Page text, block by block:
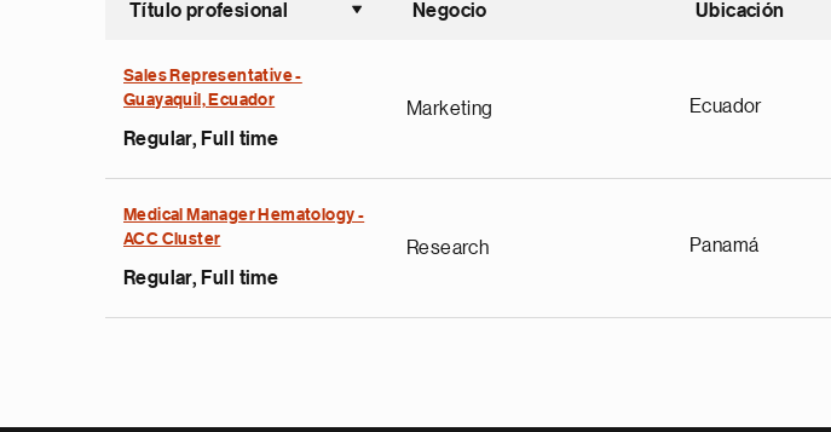
Título profesional
Ordenar ascendente
Negocio Ubicación
Sales Representative -
Guayaquil, Ecuador
Regular, Full time
Marketing Ecuador
Medical Manager Hematology -
ACC Cluster
Regular, Full time
Research Panamá